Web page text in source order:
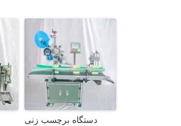
دستگاه برچسب زنی